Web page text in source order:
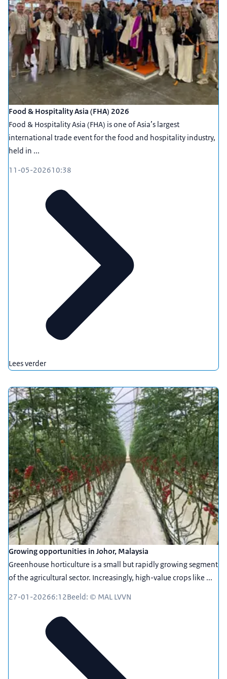
Food & Hospitality Asia (FHA) 2026
Food & Hospitality Asia (FHA) is one of Asia’s largest
international trade event for the food and hospitality industry,
held in ...
11-05-202610:38
Lees verder
Growing opportunities in Johor, Malaysia
Greenhouse horticulture is a small but rapidly growing segment
of the agricultural sector. Increasingly, high-value crops like ...
27-01-20266:12Beeld: © MAL LVVN